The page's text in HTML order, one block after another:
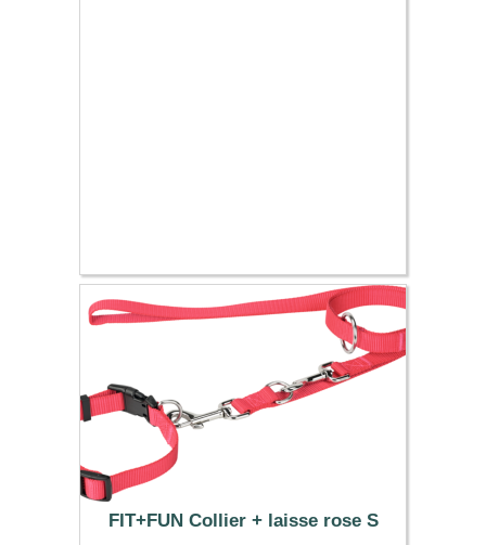
FIT+FUN Collier + laisse rose S